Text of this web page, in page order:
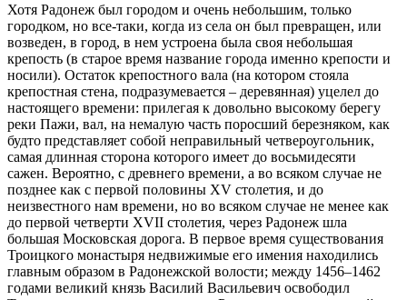
Хотя Радонеж был городом и очень небольшим, только
городком, но все-таки, когда из села он был превращен, или
возведен, в город, в нем устроена была своя небольшая
крепость (в старое время название города именно крепости и
носили). Остаток крепостного вала (на котором стояла
крепостная стена, подразумевается – деревянная) уцелел до
настоящего времени: прилегая к довольно высокому берегу
реки Пажи, вал, на немалую часть поросший березняком, как
будто представляет собой неправильный четвероугольник,
самая длинная сторона которого имеет до восьмидесяти
сажен. Вероятно, с древнего времени, а во всяком случае не
позднее как с первой половины XV столетия, и до
неизвестного нам времени, но во всяком случае не менее как
до первой четверти ХVII столетия, через Радонеж шла
большая Московская дорога. В первое время существования
Троицкого монастыря недвижимые его имения находились
главным образом в Радонежской волости; между 1456–1462
годами великий князь Василий Васильевич освободил